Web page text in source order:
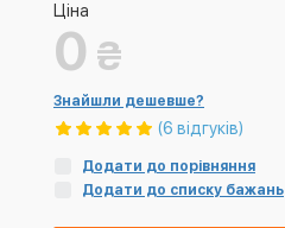
Ціна
0 ₴
Знайшли дешевше?
(6 відгуків)
Додати до порівняння
Додати до списку бажань